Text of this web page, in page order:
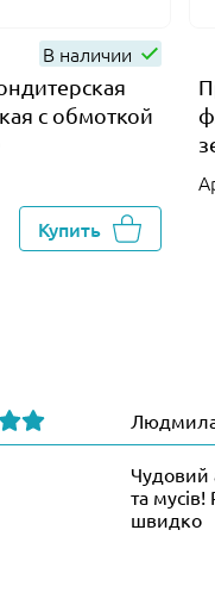
В наличии
с обмоткой
Купить
Чудовий
та мусів!
швидко